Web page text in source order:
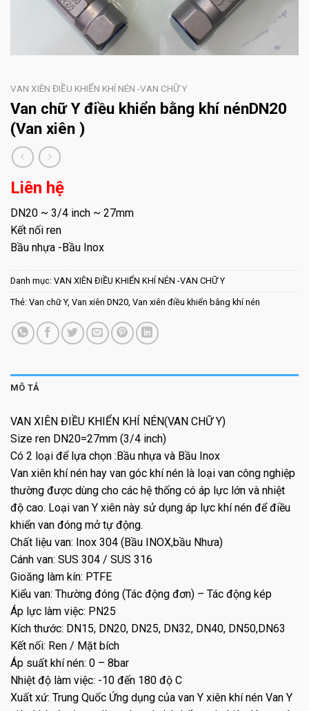
VAN XIÊN ĐIỀU KHIỂN KHÍ NÉN -VAN CHỮ Y
Van chữ Y điều khiển bằng khí nénDN20
(Van xiên )
Liên hệ
DN20 ~ 3/4 inch ~ 27mm
Kết nối ren
Bầu nhựa -Bầu Inox
Danh mục: VAN XIÊN ĐIỀU KHIỂN KHÍ NÉN -VAN CHỮ Y
Thẻ: Van chữ Y, Van xiên DN20, Van xiên điều khiển bằng khí nén
MÔ TẢ
VAN XIÊN ĐIỀU KHIỂN KHÍ NÉN(VAN CHỮ Y)
Size ren DN20=27mm (3/4 inch)
Có 2 loại để lựa chọn :Bầu nhựa và Bầu Inox
Van xiên khí nén hay van góc khí nén là loại van công nghiệp
thường được dùng cho các hệ thống có áp lực lớn và nhiệt
độ cao. Loại van Y xiên này sử dụng áp lực khí nén để điều
khiển van đóng mở tự động.
Chất liệu van: Inox 304 (Bầu INOX,bầu Nhưa)
Cánh van: SUS 304 / SUS 316
Gioăng làm kín: PTFE
Kiểu van: Thường đóng (Tác động đơn) – Tác động kép
Áp lực làm việc: PN25
Kích thước: DN15, DN20, DN25, DN32, DN40, DN50,DN63
Kết nối: Ren / Mặt bích
Áp suất khí nén: 0 – 8bar
Nhiệt độ làm việc: -10 đến 180 độ C
Xuất xứ: Trung Quốc Ứng dụng của van Y xiên khí nén Van Y